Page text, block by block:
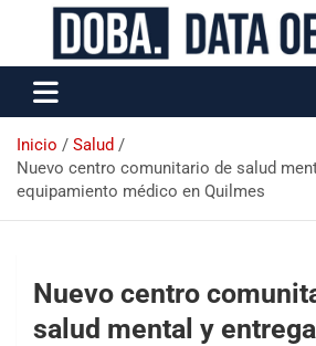
Data Oeste BA
Inicio
Salud
Nuevo centro comunitario de salud
equipamiento médico en Quilmes
Nuevo centro
salud mental y